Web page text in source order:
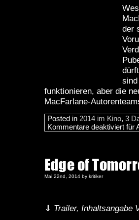
der
funktionieren, aber die
MacFarlane-
Posted in 2014 im Kino, 3
Kommentare deaktiviert für
Edge of
Mai 22nd, 2014 by kritiker
⇓ Trailer, Inhaltsangabe